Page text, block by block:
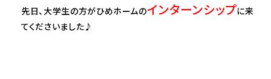
先日、大学生の方がひめホームのインターンシップに来
てくださいました♪